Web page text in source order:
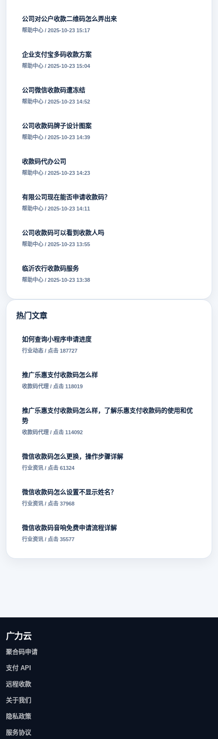
公司对公户收款二维码怎么弄出来
帮助中心 / 2025-10-23 15:17
企业支付宝多码收款方案
帮助中心 / 2025-10-23 15:04
公司微信收款码遭冻结
帮助中心 / 2025-10-23 14:52
公司收款码牌子设计图案
帮助中心 / 2025-10-23 14:39
收款码代办公司
帮助中心 / 2025-10-23 14:23
有限公司现在能否申请收款码？
帮助中心 / 2025-10-23 14:11
公司收款码可以看到收款人吗
帮助中心 / 2025-10-23 13:55
临沂农行收款码服务
帮助中心 / 2025-10-23 13:38
热门文章
如何查询小程序申请进度
行业动态 / 点击 187727
推广乐惠支付收款码怎么样
收款码代理 / 点击 118019
推广乐惠支付收款码怎么样，了解乐惠支付收款码的使用和优
势
收款码代理 / 点击 114092
微信收款码怎么更换，操作步骤详解
行业资讯 / 点击 61324
微信收款码怎么设置不显示姓名？
行业资讯 / 点击 37968
微信收款码音响免费申请流程详解
行业资讯 / 点击 35577
广力云
聚合码申请
支付 API
远程收款
关于我们
隐私政策
服务协议